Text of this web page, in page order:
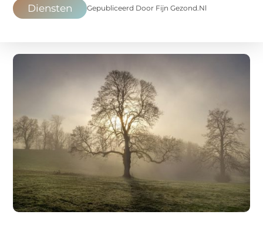
Diensten Gepubliceerd Door Fijn Gezond.nl